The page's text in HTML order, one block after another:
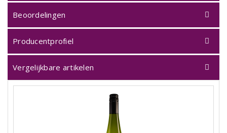
Beoordelingen
Producentprofiel
Vergelijkbare artikelen